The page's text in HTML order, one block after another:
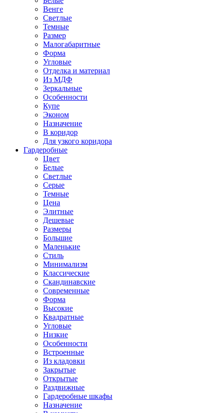
Венге
Светлые
Темные
Размер
Малогабаритные
Форма
Угловые
Отделка и материал
Из МДФ
Зеркальные
Особенности
Купе
Эконом
Назначение
В коридор
Для узкого коридора
Гардеробные
Цвет
Белые
Светлые
Серые
Темные
Цена
Элитные
Дешевые
Размеры
Большие
Маленькие
Стиль
Минимализм
Классические
Скандинавские
Современные
Форма
Высокие
Квадратные
Угловые
Низкие
Особенности
Встроенные
Из кладовки
Закрытые
Открытые
Раздвижные
Гардеробные шкафы
Назначение